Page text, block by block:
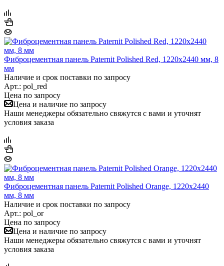
Фиброцементная панель Paternit Polished Red, 1220х2440 мм, 8
мм
Наличие и срок поставки по запросу
Арт.: pol_red
Цена по запросу
Цена и наличие по запросу
Наши менеджеры обязательно свяжутся с вами и уточнят
условия заказа
Фиброцементная панель Paternit Polished Orange, 1220х2440
мм, 8 мм
Наличие и срок поставки по запросу
Арт.: pol_or
Цена по запросу
Цена и наличие по запросу
Наши менеджеры обязательно свяжутся с вами и уточнят
условия заказа